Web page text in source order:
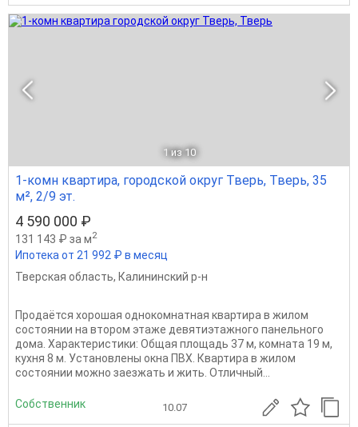
1 из 10
1-комн квартира, городской округ Тверь, Тверь, 35
м², 2/9 эт.
4 590 000 ₽
131 143 ₽ за м2
Ипотека от 21 992 ₽ в месяц
Тверская область, Калининский р-н
Продаётся хорошая однокомнатная квартира в жилом
состоянии на втором этаже девятиэтажного панельного
дома. Характеристики: Общая площадь 37 м, комната 19 м,
кухня 8 м. Установлены окна ПВХ. Квартира в жилом
состоянии можно заезжать и жить. Отличный...
Собственник 10.07